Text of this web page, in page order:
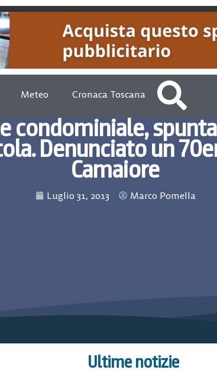
Meteo Cronaca Toscana
condominiale,
Denunciato un
Camaiore
Luglio 31, 2013 Marco Pomella
Ultime notizie